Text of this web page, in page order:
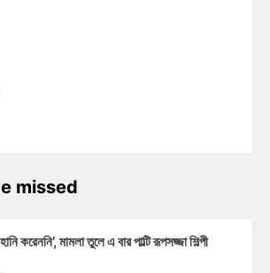
missed
করেননি’, মামলা তুলে এ বার পাল্টি রূপসজ্জা শিল্পী